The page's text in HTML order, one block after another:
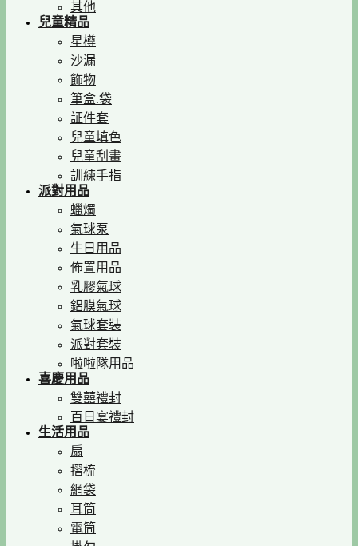
其他
兒童精品
星樽
沙漏
飾物
筆盒.袋
証件套
兒童填色
兒童刮畫
訓練手指
派對用品
蠟燭
氣球泵
生日用品
佈置用品
乳膠氣球
鋁膜氣球
氣球套裝
派對套裝
啦啦隊用品
喜慶用品
雙囍禮封
百日宴禮封
生活用品
扇
摺梳
網袋
耳筒
電筒